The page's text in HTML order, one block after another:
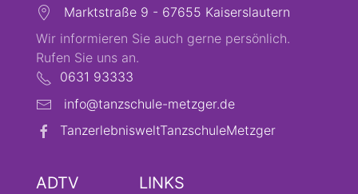
Marktstraße 9 - 67655 Kaiserslautern
Wir informieren Sie auch gerne persönlich.
Rufen Sie uns an.
0631 93333
info@tanzschule-metzger.de
TanzerlebnisweltTanzschuleMetzger
ADTV LINKS